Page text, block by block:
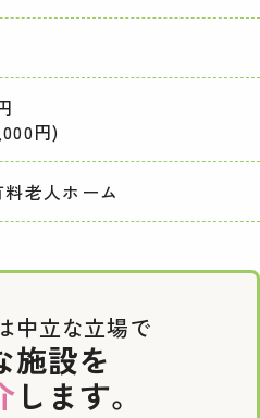
円)
老人ホーム
中立な立場で
施設を
します。